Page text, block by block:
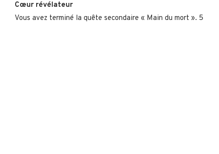
Cœur révélateur
Vous avez terminé la quête secondaire « Main du mort ». 5